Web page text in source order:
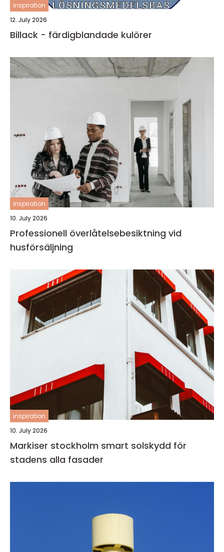
inspiration
12. July 2026
Billack - färdigblandade kulörer
inspiration
10. July 2026
Professionell överlåtelsebesiktning vid
husförsäljning
inspiration
10. July 2026
Markiser stockholm smart solskydd för
stadens alla fasader